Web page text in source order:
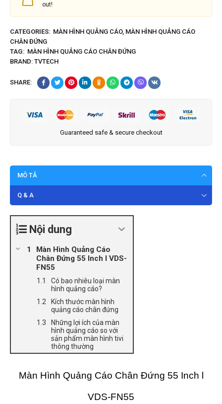
out!
CATEGORIES: MÀN HÌNH QUẢNG CÁO, MÀN HÌNH QUẢNG CÁO
CHÂN ĐỨNG
TAG: MÀN HÌNH QUẢNG CÁO CHÂN ĐỨNG
BRAND: TVTECH
SHARE:
Guaranteed safe & secure checkout
MÔ TẢ
Q & A
Nội dung
Màn Hình Quảng Cáo
Chân Đứng 55 Inch l VDS-
FN55
Có bao nhiêu loại màn
hình quảng cáo?
Kích thước màn hình
quảng cáo chân đứng
Những lợi ích của màn
hình quảng cáo so với
sản phẩm màn hình tivi
thông thường
Màn Hình Quảng Cáo Chân Đứng 55 Inch l
VDS-FN55